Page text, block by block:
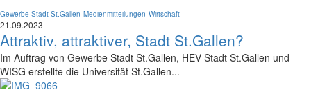
Gewerbe Stadt St.Gallen Medienmitteilungen Wirtschaft
21.09.2023
Attraktiv, attraktiver, Stadt St.Gallen?
Im Auftrag von Gewerbe Stadt St.Gallen, HEV Stadt St.Gallen und
WISG erstellte die Universität St.Gallen...